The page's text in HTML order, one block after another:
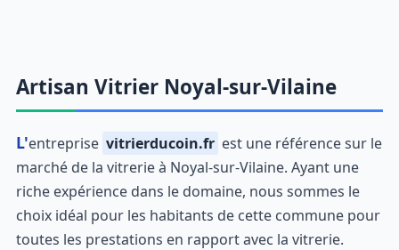
Artisan Vitrier Noyal-sur-Vilaine
L'entreprise vitrierducoin.fr est une référence sur le
marché de la vitrerie à Noyal-sur-Vilaine. Ayant une
riche expérience dans le domaine, nous sommes le
choix idéal pour les habitants de cette commune pour
toutes les prestations en rapport avec la vitrerie.